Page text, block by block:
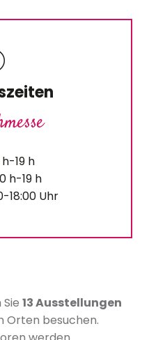
19 h
h-19 h
18:00 Uhr
13 Ausstellungen
Orten besuchen.